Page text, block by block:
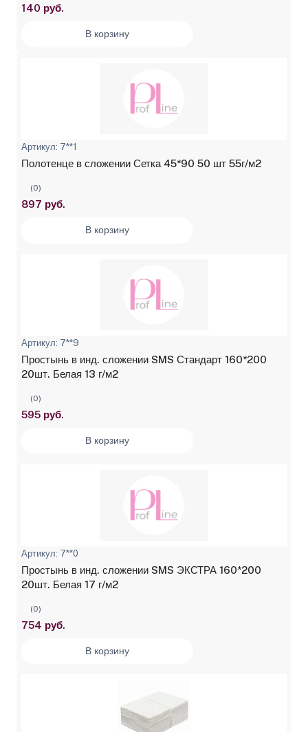
140 руб.
В корзину
Артикул: 7**1
Полотенце в сложении Сетка 45*90 50 шт 55г/м2
(0)
897 руб.
В корзину
Артикул: 7**9
Простынь в инд. сложении SMS Стандарт 160*200
20шт. Белая 13 г/м2
(0)
595 руб.
В корзину
Артикул: 7**0
Простынь в инд. сложении SMS ЭКСТРА 160*200
20шт. Белая 17 г/м2
(0)
754 руб.
В корзину